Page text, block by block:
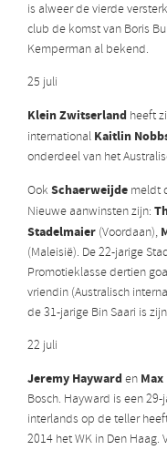
is alweer de vierde
club de komst van Boris
Kemperman al bekend.
25 juli
Klein Zwitserland heeft
international Kaitlin
onderdeel van het
Ook Schaerweijde meldt
Nieuwe aanwinsten zijn:
Stadelmaier (Voordaan),
(Maleisië). De 22-jarige
Promotieklasse dertien
vriendin (Australisch
de 31-jarige Bin Saari is
22 juli
Jeremy Hayward en
Bosch. Hayward is een
interlands op de teller
2014 het WK in Den